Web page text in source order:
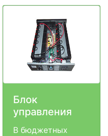
Блок
управления
В бюджетных